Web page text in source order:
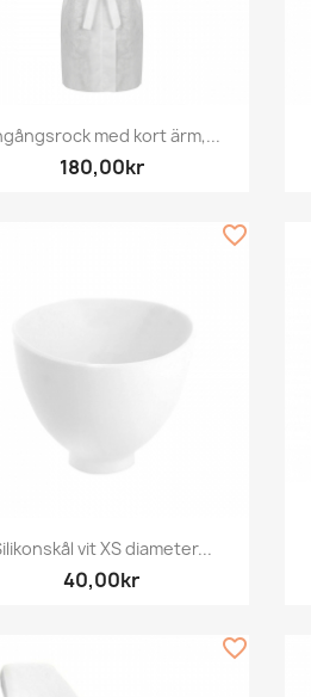
Snabbvy
med kort ärm,...
180,00kr
Snabbvy
vit XS diameter...
40,00kr
favorite_border
favorite_border